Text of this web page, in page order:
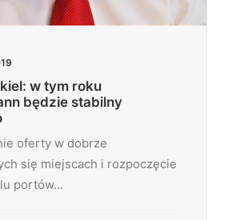
w tym roku
będzie stabilny
oferty w dobrze
się miejscach i rozpoczęcie
portów…